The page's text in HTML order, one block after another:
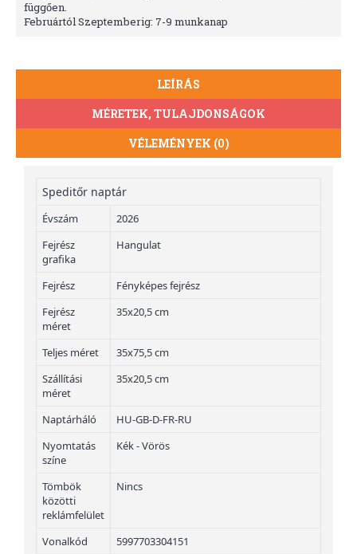
függően.
Februártól Szeptemberig: 7-9 munkanap
LEÍRÁS
MÉRETEK, TULAJDONSÁGOK
VÉLEMÉNYEK (0)
Speditőr naptár
Évszám
2026
Fejrész
grafika
Hangulat
Fejrész
Fényképes fejrész
Fejrész
méret
35x20,5 cm
Teljes méret
35x75,5 cm
Szállítási
méret
35x20,5 cm
Naptárháló
HU-GB-D-FR-RU
Nyomtatás
színe
Kék - Vörös
Tömbök
közötti
reklámfelület
Nincs
Vonalkód 5997703304151